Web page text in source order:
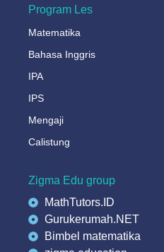
Program Les
Matematika
Bahasa Inggris
IPA
IPS
Mengaji
Calistung
Zigma Edu group
MathTutors.ID
Gurukerumah.NET
Bimbel matematika